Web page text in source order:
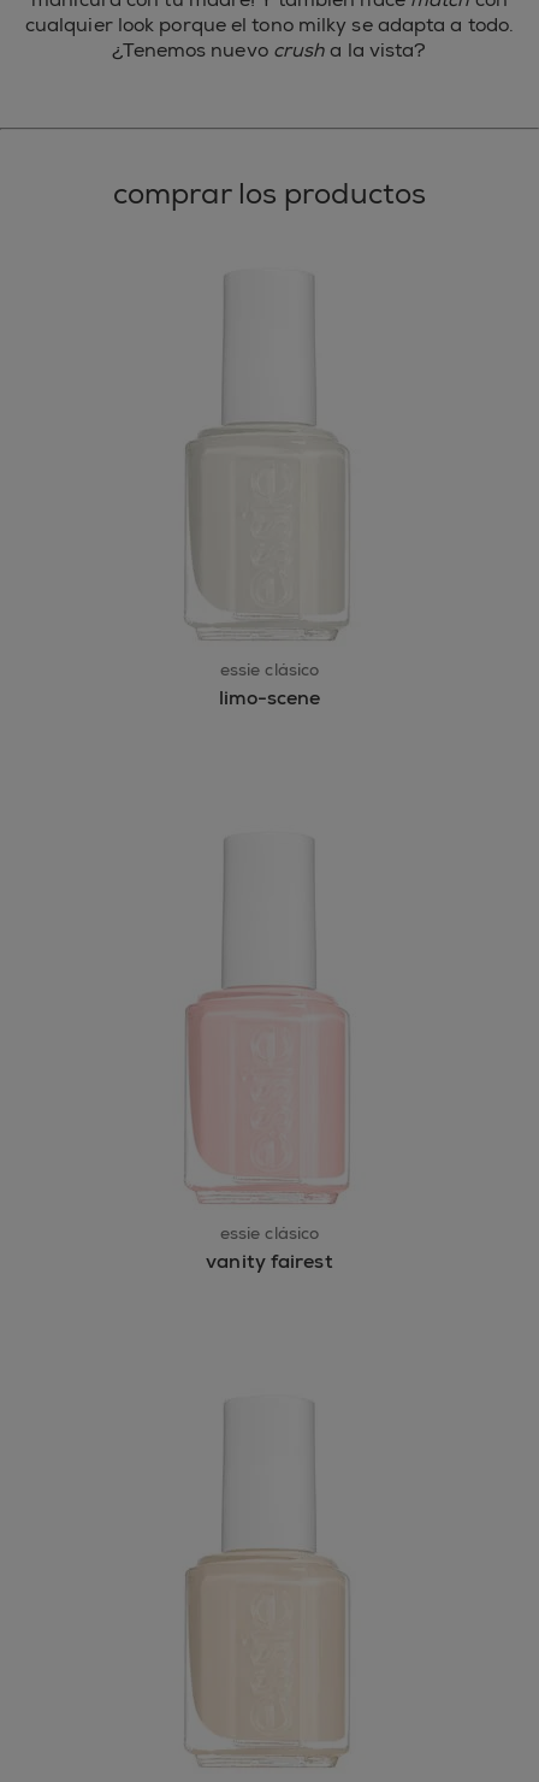
cualquier look porque el tono milky se adapta a todo.
¿Tenemos nuevo crusha la vista?
comprar los productos
essie clásico
limo-scene
essie clásico
vanity fairest